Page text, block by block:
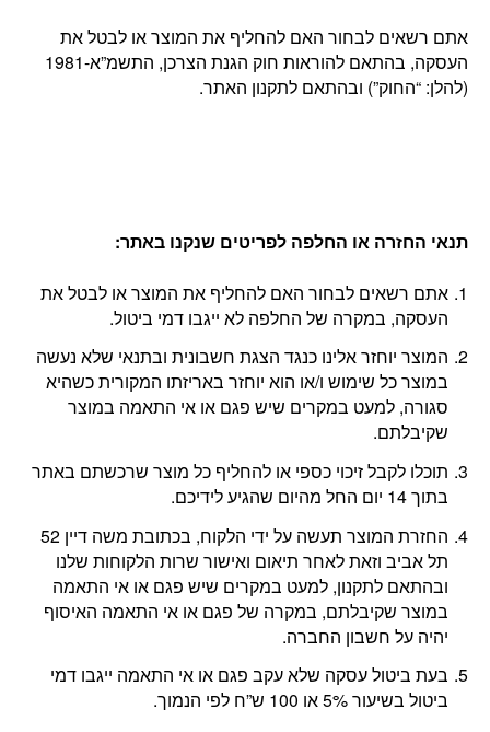
אתם רשאים לבחור האם להחליף את המוצר או לבטל את
העסקה, בהתאם להוראות חוק הגנת הצרכן, התשמ”א-1981
(להלן: “החוק”) ובהתאם לתקנון האתר.
תנאי החזרה או החלפה לפריטים שנקנו באתר:
אתם רשאים לבחור האם להחליף את המוצר או לבטל את
העסקה, במקרה של החלפה לא ייגבו דמי ביטול.
המוצר יוחזר אלינו כנגד הצגת חשבונית ובתנאי שלא נעשה
במוצר כל שימוש ו/או הוא יוחזר באריזתו המקורית כשהיא
סגורה, למעט במקרים שיש פגם או אי התאמה במוצר
שקיבלתם.
תוכלו לקבל זיכוי כספי או להחליף כל מוצר שרכשתם באתר
בתוך 14 יום החל מהיום שהגיע לידיכם.
החזרת המוצר תעשה על ידי הלקוח, בכתובת משה דיין 52
תל אביב וזאת לאחר תיאום ואישור שרות הלקוחות שלנו
ובהתאם לתקנון, למעט במקרים שיש פגם או אי התאמה
במוצר שקיבלתם, במקרה של פגם או אי התאמה האיסוף
יהיה על חשבון החברה.
בעת ביטול עסקה שלא עקב פגם או אי התאמה ייגבו דמי
ביטול בשיעור 5% או 100 ש”ח לפי הנמוך.